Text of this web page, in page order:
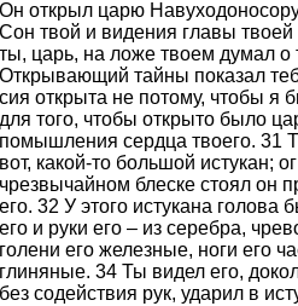
Он открыл царю
Сон твой и видения главы
ты, царь, на ложе твоем думал о
Открывающий тайны показал
сия открыта не потому, чтобы я
для того, чтобы открыто было
помышления сердца твоего. 31
вот, какой-то большой истукан;
чрезвычайном блеске стоял он
его. 32 У этого истукана голова
его и руки его – из серебра,
голени его железные, ноги его
глиняные. 34 Ты видел его,
без содействия рук, ударил в